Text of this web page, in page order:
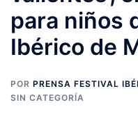
para niños
Ibérico de
POR PRENSA FESTIVAL
SIN CATEGORÍA